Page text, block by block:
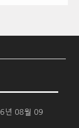
년 08월 09